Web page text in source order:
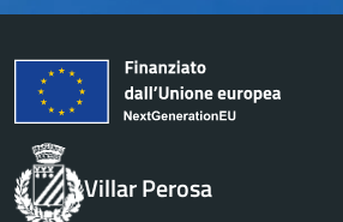
Villar Perosa